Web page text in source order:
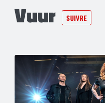
Vuur SUIVRE